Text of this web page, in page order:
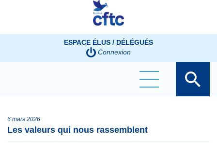
ESPACE ÉLUS / DÉLÉGUÉS
Connexion
6 mars 2026
Les valeurs qui nous rassemblent
Panneau de gestion des cookies